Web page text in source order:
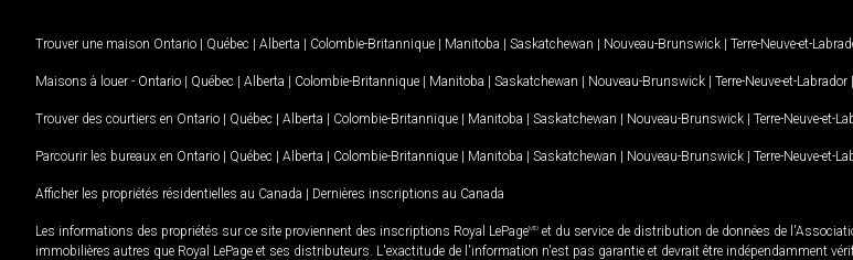
Trouver une maison Ontario | Québec | Alberta | Colombie-Britannique | Manitoba | Saskatchewan | Nouveau-Brunswick | Terre-Neuve-et-
Maisons à louer - Ontario | Québec | Alberta | Colombie-Britannique | Manitoba | Saskatchewan | Nouveau-Brunswick | Terre-Neuve-et-Labrador |
Trouver des courtiers en Ontario | Québec | Alberta | Colombie-Britannique | Manitoba | Saskatchewan | Nouveau-Brunswick | Terre-Neuve-et-
Parcourir les bureaux en Ontario | Québec | Alberta | Colombie-Britannique | Manitoba | Saskatchewan | Nouveau-Brunswick | Terre-Neuve-et-
Afficher les propriétés résidentielles au Canada | Dernières inscriptions au Canada
Les informations des propriétés sur ce site proviennent des inscriptions Royal LePageMD et du service de distribution de données de
immobilières autres que Royal LePage et ses distributeurs. L'exactitude de l'information n'est pas garantie et devrait être indépendamment